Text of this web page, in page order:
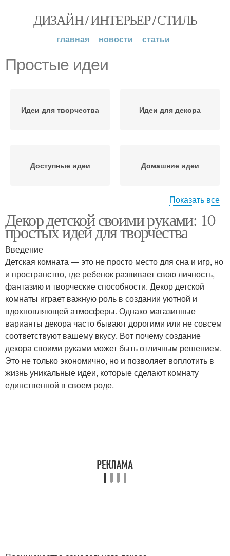
ДИЗАЙН / ИНТЕРЬЕР / СТИЛЬ
главная новости статьи
Простые идеи
Идеи для творчества Идеи для декора
Доступные идеи Домашние идеи
Простые светильники Оригинальные идеи
Идеи по созданию Простые поделки
Интересные идеи Идеи для поделок
Простой в
Креативные идеи
Показать все
Декор детской своими руками: 10
простых идей для творчества
Введение
Детская комната — это не просто место для сна и игр, но
и пространство, где ребенок развивает свою личность,
фантазию и творческие способности. Декор детской
комнаты играет важную роль в создании уютной и
вдохновляющей атмосферы. Однако магазинные
варианты декора часто бывают дорогими или не совсем
соответствуют вашему вкусу. Вот почему создание
декора своими руками может быть отличным решением.
Это не только экономично, но и позволяет воплотить в
жизнь уникальные идеи, которые сделают комнату
единственной в своем роде.